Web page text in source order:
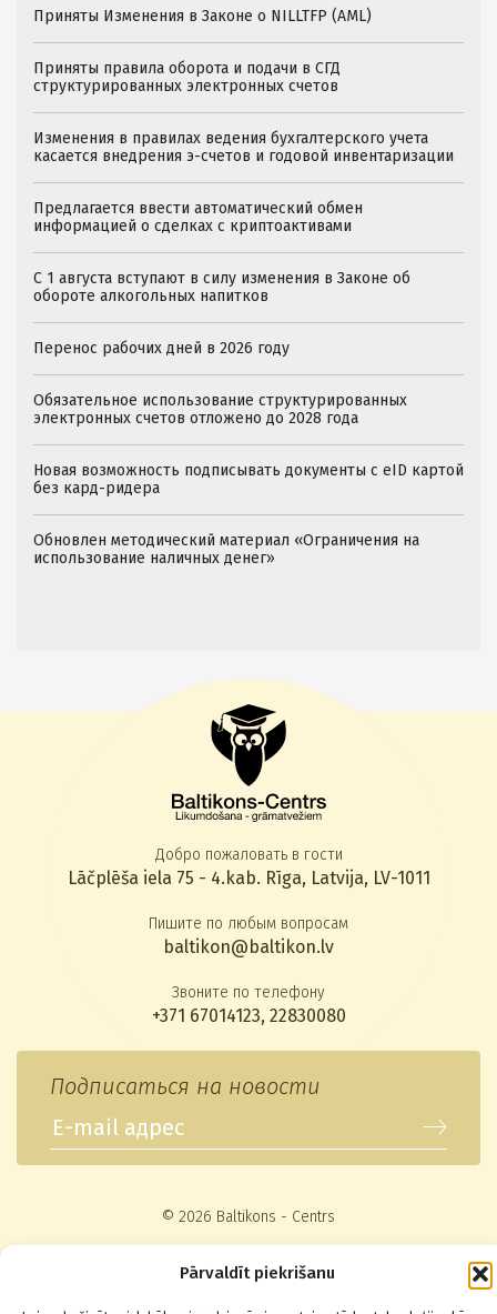
Pārvaldīt piekrišanu
Приняты Изменения в Законе о NILLTFP (AML)
Приняты правила оборота и подачи в СГД
структурированных электронных счетов
Изменения в правилах ведения бухгалтерского учета
касается внедрения э-счетов и годовой инвентаризации
Предлагается ввести автоматический обмен
информацией о сделках с криптоактивами
С 1 августа вступают в силу изменения в Законе об
обороте алкогольных напитков
Перенос рабочих дней в 2026 году
Обязательное использование структурированных
электронных счетов отложено до 2028 года
Новая возможность подписывать документы с eID картой
без кард-ридера
Обновлен методический материал «Ограничения на
использование наличных денег»
Добро пожаловать в гости
Lāčplēša iela 75 - 4.kab. Rīga, Latvija, LV-1011
Пишите по любым вопросам
baltikon@baltikon.lv
Звоните по телефону
+371 67014123, 22830080
Подписаться на новости
© 2026 Baltikons - Centrs